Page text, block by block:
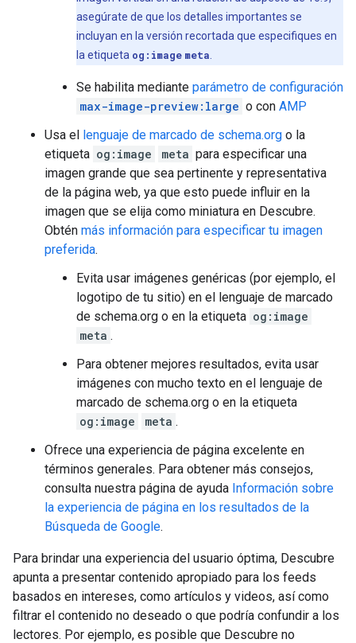
asegúrate de que los detalles importantes se
incluyan en la versión recortada que especifiques en
la etiqueta og:image meta
Se habilita mediante parámetro de configuración
max-image-preview:large o con AMP
Usa el lenguaje de marcado de schema.org o la
etiqueta og:image meta para especificar una
imagen grande que sea pertinente y representativa
de la página web, ya que esto puede influir en la
imagen que se elija como miniatura en Descubre.
Obtén más información para especificar tu imagen
preferida.
Evita usar imágenes genéricas (por ejemplo, el
logotipo de tu sitio) en el lenguaje de marcado
de schema.org o en la etiqueta og:image
meta .
Para obtener mejores resultados, evita usar
imágenes con mucho texto en el lenguaje de
marcado de schema.org o en la etiqueta
og:image
meta .
Ofrece una experiencia de página excelente en
términos generales. Para obtener más consejos,
consulta nuestra página de ayuda Información sobre
la experiencia de página en los resultados de la
Búsqueda de Google.
Para brindar una experiencia del usuario óptima, Descubre
apunta a presentar contenido apropiado para los feeds
basados en intereses, como artículos y videos, así como
filtrar el contenido no deseado o que podría confundir a los
lectores. Por ejemplo, es posible que Descubre no